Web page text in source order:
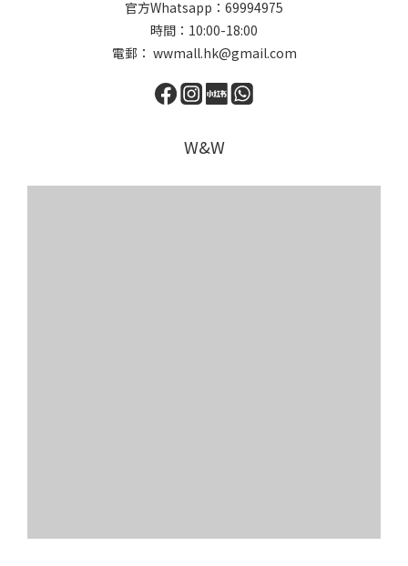
官方Whatsapp：69994975
時間：10:00-18:00
電郵： wwmall.hk@gmail.com
W&W